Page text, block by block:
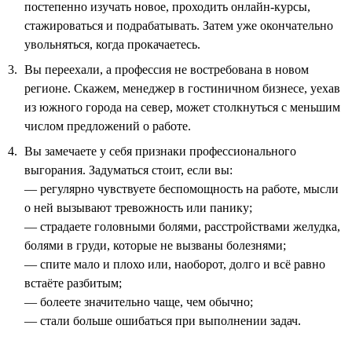
постепенно изучать новое, проходить онлайн-курсы,
стажироваться и подрабатывать. Затем уже окончательно
увольняться, когда прокачаетесь.
Вы переехали, а профессия не востребована в новом
регионе. Скажем, менеджер в гостиничном бизнесе, уехав
из южного города на север, может столкнуться с меньшим
числом предложений о работе.
Вы замечаете у себя признаки профессионального
выгорания. Задуматься стоит, если вы:
— регулярно чувствуете беспомощность на работе, мысли
о ней вызывают тревожность или панику;
— страдаете головными болями, расстройствами желудка,
болями в груди, которые не вызваны болезнями;
— спите мало и плохо или, наоборот, долго и всё равно
встаёте разбитым;
— болеете значительно чаще, чем обычно;
— стали больше ошибаться при выполнении задач.